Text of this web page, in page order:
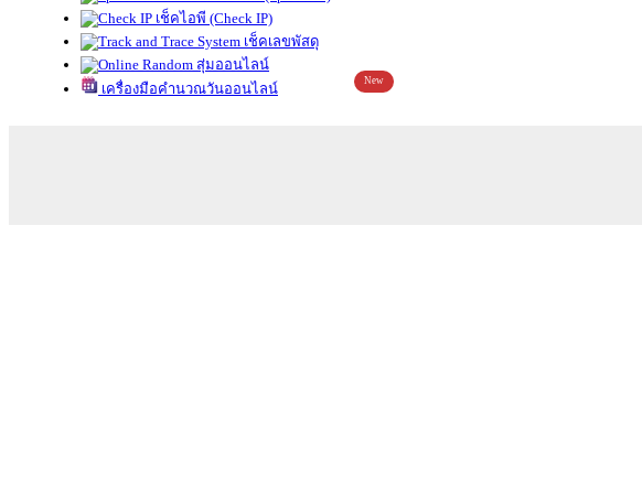
เช็คไอพี (Check IP)
เช็คเลขพัสดุ
สุ่มออนไลน์
เครื่องมือคำนวณวันออนไลน์
New